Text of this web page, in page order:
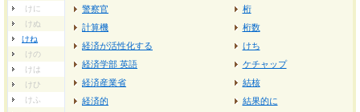
けに
けぬ
けね
けの
けは
けひ
けふ
警察官
計算機
経済が活性化する
経済学部 英語
経済産業省
経済的
桁
桁数
けち
ケチャップ
結核
結果的に